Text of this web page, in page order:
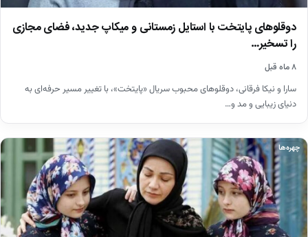
دوقلوهای پایتخت با استایل زمستانی و میکاپ جدید، فضای مجازی
را تسخیر…
۸ ماه قبل
سارا و نیکا فرقانی، دوقلوهای محبوب سریال «پایتخت»، با تغییر مسیر حرفه‌ای به
دنیای زیبایی و مد و…
چهره‌ها